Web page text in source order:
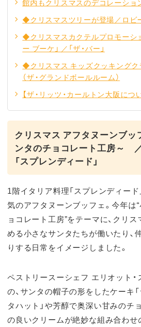
館内もクリスマスのデコレーショ
◆クリスマスツリーが登場／ロビ
◆クリスマスカクテルプロモーシ
ー ブーケ」 ／「ザ・バー」
◆クリスマス キッズクッキングク
（ザ・グランドボールルーム）
【ザ・リッツ・カールトン大阪につ
クリスマス アフタヌーンブッ
ンタのチョコレート工房～
「スプレンディード」
1階イタリア料理「スプレンディー
気のアフタヌーンブッフェ。今年は
ョコレート工房”をテーマに、クリ
める小さなサンタたちが働いたり、
りする日常をイメージしました。
ペストリースーシェフ エリオット
の、サンタの帽子の形をしたケーキ
タハット」や芳醇で奥深い甘みのチ
の良いクリームが絶妙な組み合わせ